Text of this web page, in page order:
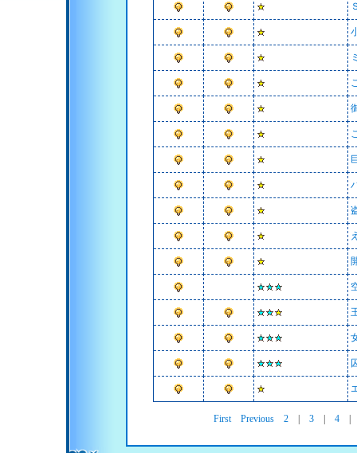
First Previous 2| 3| 4